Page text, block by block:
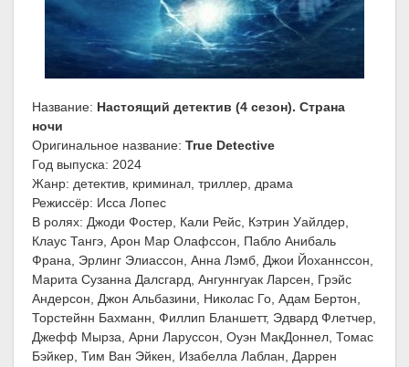
Название: Настоящий детектив (4 сезон). Страна
ночи
Оригинальное название: True Detective
Год выпуска: 2024
Жанр: детектив, криминал, триллер, драма
Режиссёр: Исса Лопес
В ролях: Джоди Фостер, Кали Рейс, Кэтрин Уайлдер,
Клаус Тангэ, Арон Мар Олафссон, Пабло Анибаль
Франа, Эрлинг Элиассон, Анна Лэмб, Джои Йоханнссон,
Марита Сузанна Далсгард, Ангуннгуак Ларсен, Грэйс
Андерсон, Джон Альбазини, Николас Го, Адам Бертон,
Торстейнн Бахманн, Филлип Бланшетт, Эдвард Флетчер,
Джефф Мырза, Арни Ларуссон, Оуэн МакДоннел, Томас
Бэйкер, Тим Ван Эйкен, Изабелла Лаблан, Даррен